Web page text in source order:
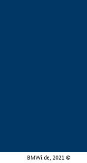
BMWi.de, 2021 ©